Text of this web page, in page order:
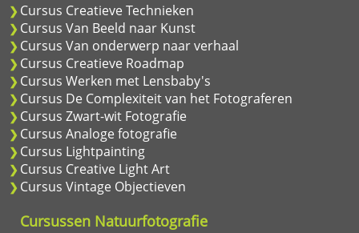
Cursus Creatieve Technieken
Cursus Van Beeld naar Kunst
Cursus Van onderwerp naar verhaal
Cursus Creatieve Roadmap
Cursus Werken met Lensbaby's
Cursus De Complexiteit van het Fotograferen
Cursus Zwart-wit Fotografie
Cursus Analoge fotografie
Cursus Lightpainting
Cursus Creative Light Art
Cursus Vintage Objectieven
Cursussen Natuurfotografie